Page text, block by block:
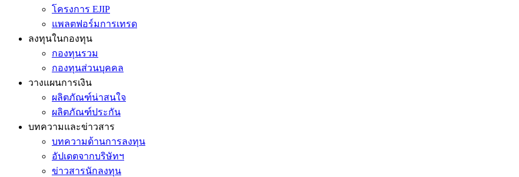
โครงการ EJIP
แพลตฟอร์มการเทรด
ลงทุนในกองทุน
กองทุนรวม
กองทุนส่วนบุคคล
วางแผนการเงิน
ผลิตภัณฑ์น่าสนใจ
ผลิตภัณฑ์ประกัน
บทความและข่าวสาร
บทความด้านการลงทุน
อัปเดตจากบริษัทฯ
ข่าวสารนักลงทุน